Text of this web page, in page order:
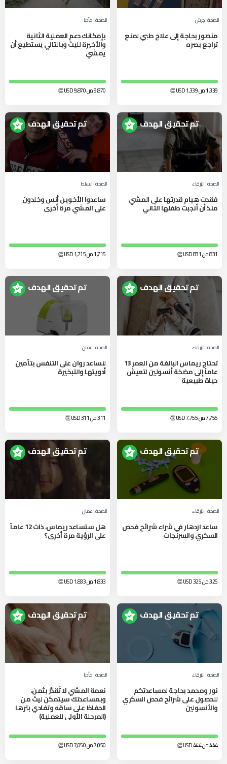
الصحة جرش
منصور بحاجة إلى علاج طبي لمنع
تراجع بصره
1,339 من 1,339 USD
👏
الصحة مأدبا
بإمكانك دعم العملية الثانية
والأخيرة لليث وبالتالي يستطيع أن
يمشي
9,870 من 9,870 USD
👏
تم تحقيق الهدف
الصحة الزرقاء‎
فقدت هيام قدرتها على المشي
منذ أن أنجبت طفلها الثاني
831 من 831 USD
👏
تم تحقيق الهدف
الصحة السلط‎
ساعدوا الأخوين أنس وخلدون
على المشي مرة أخرى
1,715 من 1,715 USD
👏
تم تحقيق الهدف
الصحة الزرقاء‎
تحتاج ريماس البالغة من العمر 13
عاماً إلى مضخة أنسولين لتعيش
حياة طبيعية
7,755 من 7,755 USD
👏
تم تحقيق الهدف
الصحة عمان
لنساعد روان على التنفس بتأمين
أدويتها والتبخيرة
311 من 311 USD
👏
تم تحقيق الهدف
الصحة الزرقاء‎
ساعد ازدهار في شراء شرائح فحص
السكري والسرنجات
325 من 325 USD
👏
تم تحقيق الهدف
الصحة عمان
هل ستساعد ريماس، ذات 12 عاماً
على الرؤية مرة أخرى؟
1,833 من 1,833 USD
👏
تم تحقيق الهدف
الصحة الزرقاء‎
نور ومحمد بحاجة لمساعدتكم
للحصول على شرائح فحص السكري
والأنسولين
444 من 444 USD
👏
تم تحقيق الهدف
الصحة مأدبا
نعمة المشي لا تُقدَّر بثمن،
وبمساعدتك سيتمكن ليث من
الحفاظ على ساقه وتفادي بترها
(المرحلة الأولى للعملية)
7,050 من 7,050 USD
👏